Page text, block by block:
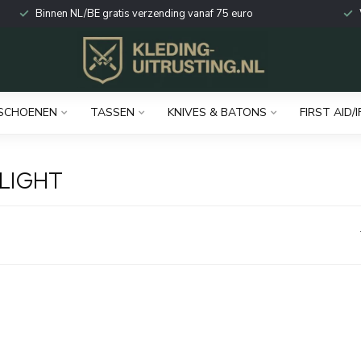
Binnen NL/BE gratis verzending vanaf 75 euro
TASSEN KNIVES & BATONS FIRST AID/